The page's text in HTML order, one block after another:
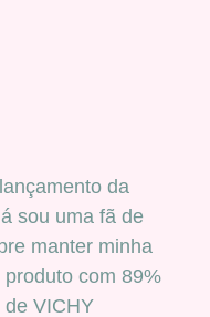
da
sou uma fã de
manter minha
com 89%
de VICHY